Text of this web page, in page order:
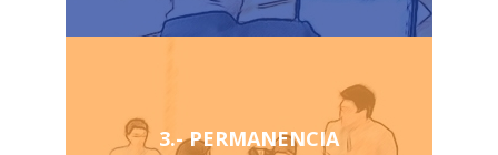
3.- PERMANENCIA